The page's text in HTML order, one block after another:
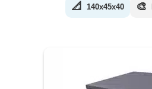
📐 140x45x40 🎨